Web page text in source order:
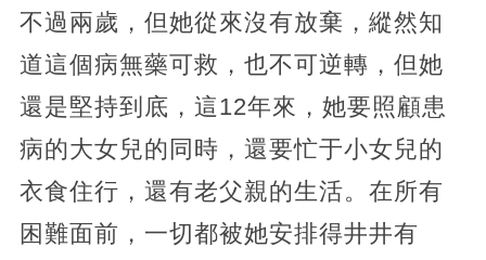
不過兩歲，但她從來沒有放棄，縱然知
道這個病無藥可救，也不可逆轉，但她
還是堅持到底，這12年來，她要照顧患
病的大女兒的同時，還要忙于小女兒的
衣食住行，還有老父親的生活。在所有
困難面前，一切都被她安排得井井有